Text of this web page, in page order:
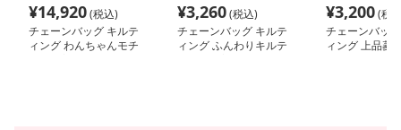
¥14,920(税込)
チェーンバッグ キルテ
ィング わんちゃんモチ
¥3,260(税込)
チェーンバッグ キルテ
ィング ふんわりキルテ
¥3,200(税
チェーンバッ
ィング 上品菱